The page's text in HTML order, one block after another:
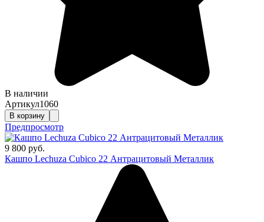
В наличии
Артикул1060
В корзину
Предпросмотр
9 800 руб.
Кашпо Lechuza Cubico 22 Антрацитовый Металлик